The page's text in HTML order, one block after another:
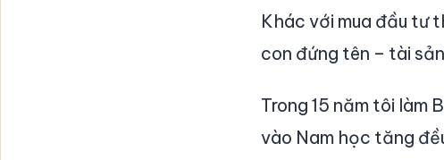
Khác với mua đầu tư
con đứng tên – tài
Trong 15 năm tôi làm
vào Nam học tăng